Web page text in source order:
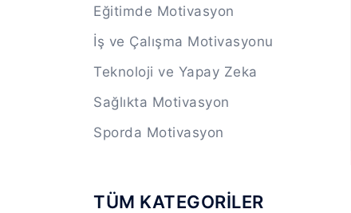
Eğitimde Motivasyon
İş ve Çalışma Motivasyonu
Teknoloji ve Yapay Zeka
Sağlıkta Motivasyon
Sporda Motivasyon
TÜM KATEGORİLER